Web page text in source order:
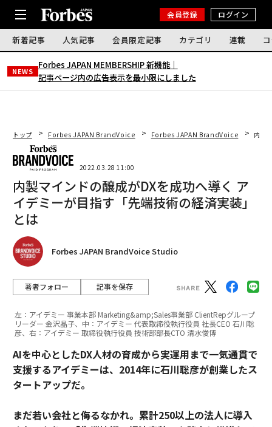
会員登録 ログイン
新着記事 人気記事 会員限定記事 カテゴリ 連載
NEWS
Forbes JAPAN MEMBERSHIP 新機能｜
記事ページ内の広告表示を最小限にしました
トップ Forbes JAPAN BrandVoice Forbes JAPAN BrandVoice 内製
2022.03.28 11:00
内製マインドの醸成がDXを成功へ導く ア
イデミーが目指す「先端技術の経済実装」
とは
Forbes JAPAN BrandVoice Studio
著者フォロー 記事を保存
左：アイデミー 事業本部 Marketing&amp;Sales事業部 ClientRepグループ
リーダー 金沢晶子、中：アイデミー 代表取締役執行役員 社長CEO 石川聡
彦、右：アイデミー 取締役執行役員 技術部部長CTO 清水俊博
AIを中心としたDX人材の育成から実運用まで一気通貫で
支援するアイデミーは、2014年に石川聡彦が創業したス
タートアップだ。
まだ若い会社と侮るなかれ。累計250以上の法人に導入